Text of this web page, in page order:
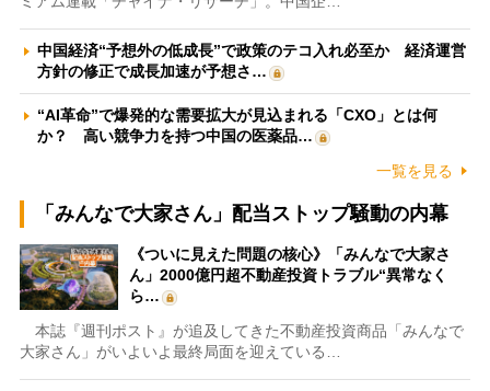
中国経済“予想外の低成長”で政策のテコ入れ必至か 経済運営
方針の修正で成長加速が予想さ…
“AI革命”で爆発的な需要拡大が見込まれる「CXO」とは何
か？ 高い競争力を持つ中国の医薬品…
一覧を見る
「みんなで大家さん」配当ストップ騒動の内幕
《ついに見えた問題の核心》「みんなで大家さ
ん」2000億円超不動産投資トラブル“異常なく
ら…
本誌『週刊ポスト』が追及してきた不動産投資商品「みんなで
大家さん」がいよいよ最終局面を迎えている…